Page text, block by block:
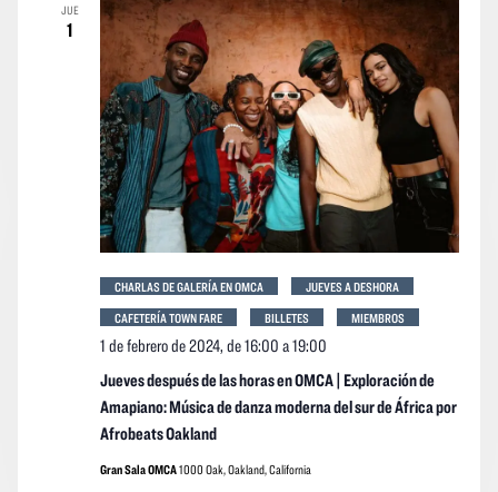
JUE
1
Jueves después de las horas en OMCA | Exploración de
Amapiano: Música de danza moderna del sur de África por
Afrobeats Oakland
1 de febrero de 2024, de 16:00 a19:00
CHARLAS DE GALERÍA EN OMCA
JUEVES A DESHORA
CAFETERÍA TOWN FARE
BILLETES MIEMBROS
Gran Sala OMCA1000 Oak, Oakland, California